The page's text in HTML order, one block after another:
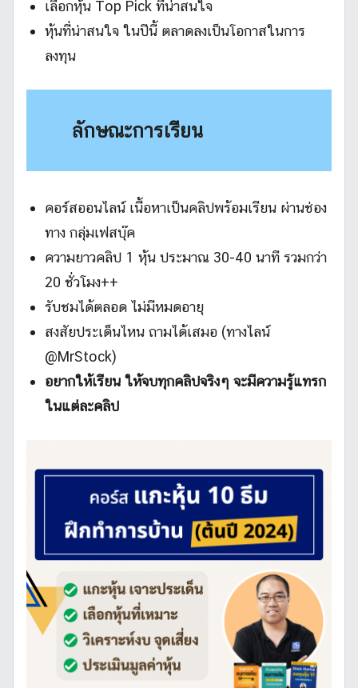
เลือกหุ้น Top Pick ที่น่าสนใจ
หุ้นที่น่าสนใจ ในปีนี้ ตลาดลงเป็นโอกาสในการ
ลงทุน
ลักษณะการเรียน
คอร์สออนไลน์ เนื้อหาเป็นคลิปพร้อมเรียน ผ่านช่อง
ทาง กลุ่มเฟสบุ๊ค
ความยาวคลิป 1 หุ้น ประมาณ 30-40 นาที รวมกว่า
20 ชั่วโมง++
รับชมได้ตลอด ไม่มีหมดอายุ
สงสัยประเด็นไหน ถามได้เสมอ (ทางไลน์
@MrStock)
อยากให้เรียน ให้จบทุกคลิปจริงๆ จะมีความรู้แทรก
ในแต่ละคลิป